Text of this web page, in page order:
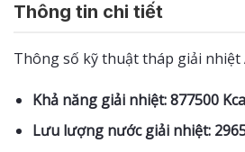
Thông tin chi tiết
Thông số kỹ thuật tháp giải nhiệt
Khả năng giải nhiệt: 877500
Lưu lượng nước giải nhiệt: